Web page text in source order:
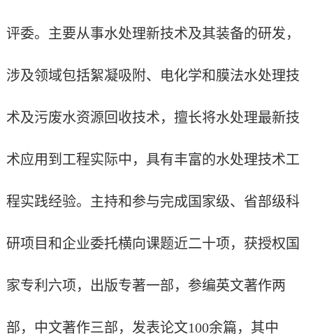
评委。主要从事水处理新技术及其装备的研发，
涉及领域包括絮凝吸附、电化学和膜法水处理技
术及污废水资源回收技术，擅长将水处理最新技
术应用到工程实际中，具有丰富的水处理技术工
程实践经验。主持和参与完成国家级、省部级科
研项目和企业委托横向课题近二十项，获授权国
家专利六项，出版专著一部，参编英文著作两
部，中文著作三部，发表论文100余篇，其中